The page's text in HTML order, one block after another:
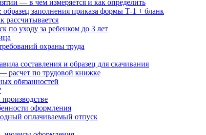
— в чем измеряется и как определить
образец заполнения приказа формы Т-1 + бланк
рассчитывается
по уходу за ребенком до 3 лет
охраны труда
составления и образец для скачивания
расчет по трудовой книжке
обязанностей
оформления
оплачиваемый отпуск